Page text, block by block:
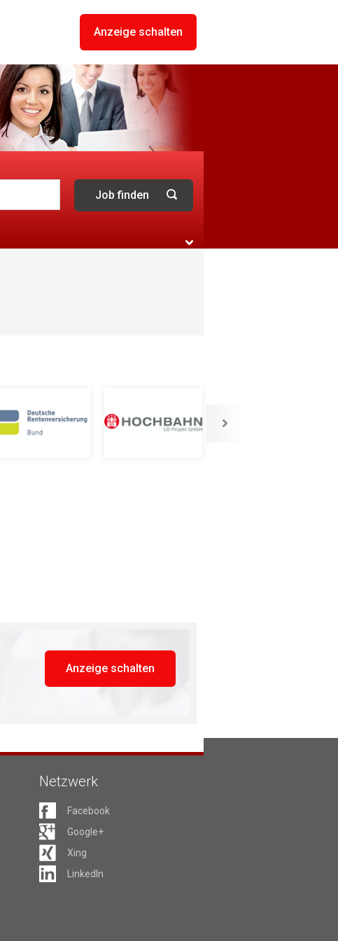
Anzeige schalten
Anzeige schalten
Netzwerk
Facebook
Google+
Xing
LinkedIn